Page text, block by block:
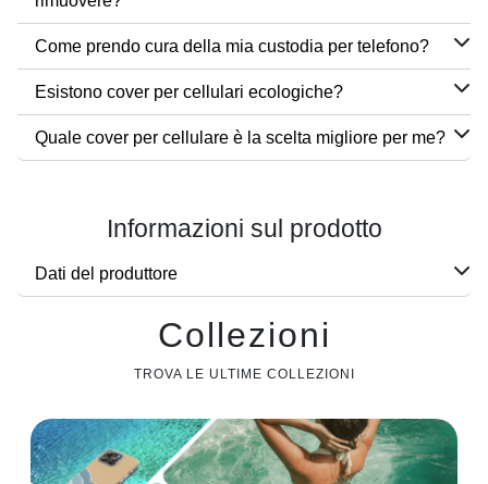
Come prendo cura della mia custodia per telefono?
Esistono cover per cellulari ecologiche?
Quale cover per cellulare è la scelta migliore per me?
Informazioni sul prodotto
Dati del produttore
Collezioni
TROVA LE ULTIME COLLEZIONI